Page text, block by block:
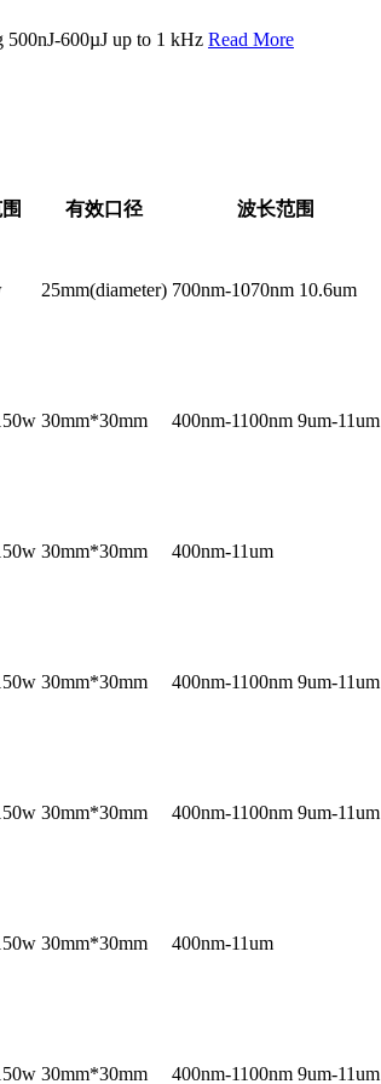
500nJ-600µJ up to 1 kHz Read More
有效口径 波长范围
25mm(diameter) 700nm-1070nm 10.6um
30mm*30mm 400nm-1100nm 9um-11um
30mm*30mm 400nm-11um
30mm*30mm 400nm-1100nm 9um-11um
30mm*30mm 400nm-1100nm 9um-11um
30mm*30mm 400nm-11um
30mm*30mm 400nm-1100nm 9um-11um